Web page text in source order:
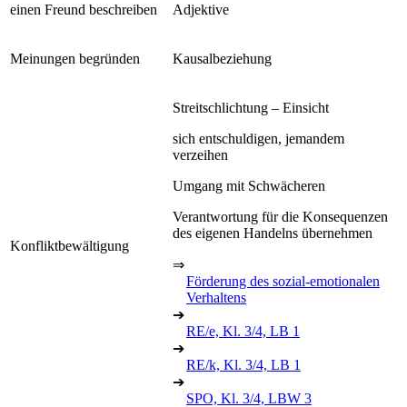
einen Freund beschreiben Adjektive
Meinungen begründen Kausalbeziehung
Konfliktbewältigung
Streitschlichtung – Einsicht
sich entschuldigen, jemandem
verzeihen
Umgang mit Schwächeren
Verantwortung für die Konsequenzen
des eigenen Handelns übernehmen
⇒
Förderung des sozial-emotionalen
Verhaltens
➔
RE/e, Kl. 3/4, LB 1
➔
RE/k, Kl. 3/4, LB 1
➔
SPO, Kl. 3/4, LBW 3